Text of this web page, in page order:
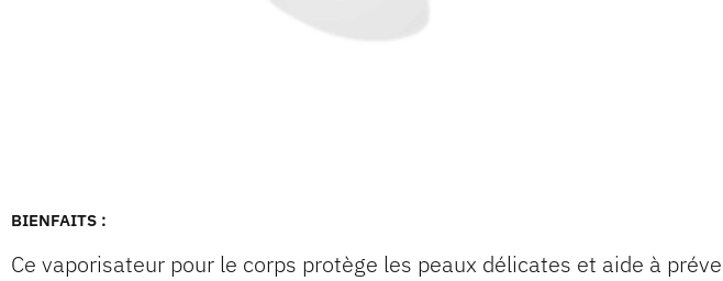
BIENFAITS :
Ce vaporisateur pour le corps protège les peaux délicates et aide à